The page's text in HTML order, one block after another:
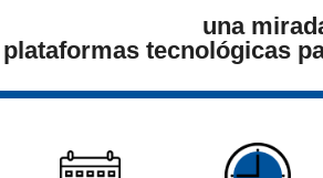
plataformas tecnológicas